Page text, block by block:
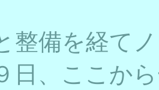
備を経て
日、ここか